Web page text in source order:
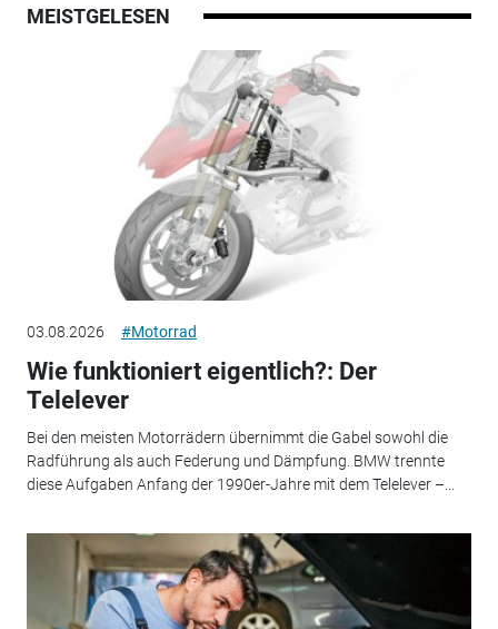
MEISTGELESEN
03.08.2026 #Motorrad
Wie funktioniert eigentlich?: Der
Telelever
Bei den meisten Motorrädern übernimmt die Gabel sowohl die
Radführung als auch Federung und Dämpfung. BMW trennte
diese Aufgaben Anfang der 1990er-Jahre mit dem Telelever –...